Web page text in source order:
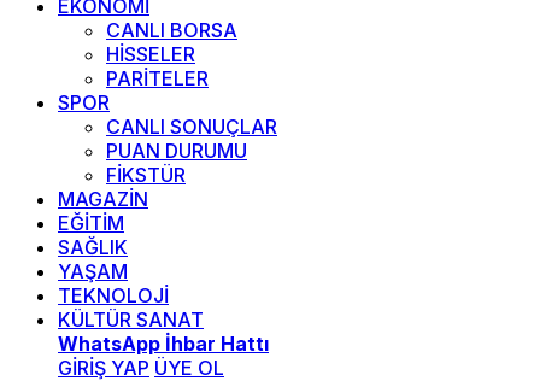
EKONOMİ
CANLI BORSA
HİSSELER
PARİTELER
SPOR
CANLI SONUÇLAR
PUAN DURUMU
FİKSTÜR
MAGAZİN
EĞİTİM
SAĞLIK
YAŞAM
TEKNOLOJİ
KÜLTÜR SANAT
WhatsApp İhbar Hattı
GİRİŞ YAP ÜYE OL